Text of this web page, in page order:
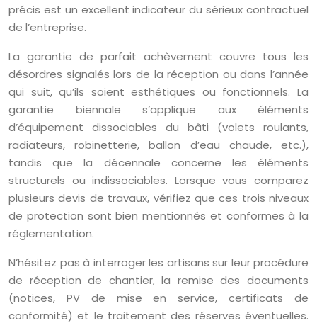
précis est un excellent indicateur du sérieux contractuel
de l’entreprise.
La garantie de parfait achèvement couvre tous les
désordres signalés lors de la réception ou dans l’année
qui suit, qu’ils soient esthétiques ou fonctionnels. La
garantie biennale s’applique aux éléments
d’équipement dissociables du bâti (volets roulants,
radiateurs, robinetterie, ballon d’eau chaude, etc.),
tandis que la décennale concerne les éléments
structurels ou indissociables. Lorsque vous comparez
plusieurs devis de travaux, vérifiez que ces trois niveaux
de protection sont bien mentionnés et conformes à la
réglementation.
N’hésitez pas à interroger les artisans sur leur procédure
de réception de chantier, la remise des documents
(notices, PV de mise en service, certificats de
conformité) et le traitement des réserves éventuelles.